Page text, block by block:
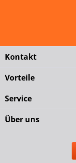
Kontakt
Vorteile
Service
Über uns